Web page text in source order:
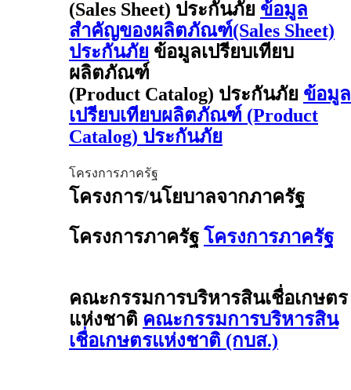
(Sales Sheet) ประกันภัย ข้อมูล
สำคัญของผลิตภัณฑ์(Sales Sheet)
ประกันภัย ข้อมูลเปรียบเทียบ
ผลิตภัณฑ์
(Product Catalog) ประกันภัย ข้อมูล
เปรียบเทียบผลิตภัณฑ์ (Product
Catalog) ประกันภัย
โครงการภาครัฐ
โครงการ/นโยบาลจากภาครัฐ
โครงการภาครัฐ โครงการภาครัฐ
คณะกรรมการบริหารสินเชื่อเกษตร
แห่งชาติ คณะกรรมการบริหารสิน
เชื่อเกษตรแห่งชาติ (กบส.)